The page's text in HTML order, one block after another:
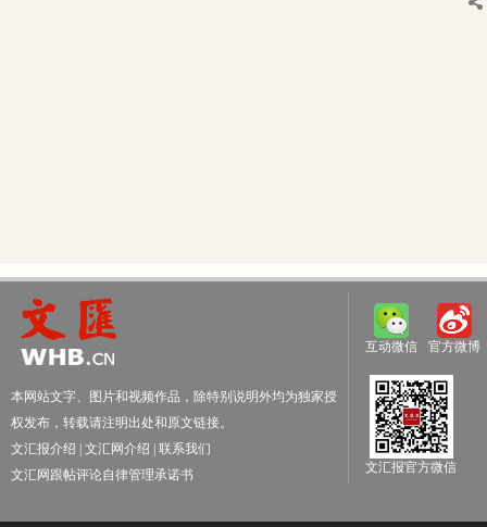
本网站文字、图片和视频作品，除特别说明外均为独家授
权发布，转载请注明出处和原文链接。
文汇报介绍
文汇网介绍
联系我们
文汇网跟帖评论自律管理承诺书
互动微信 官方微博
文汇报官方微信